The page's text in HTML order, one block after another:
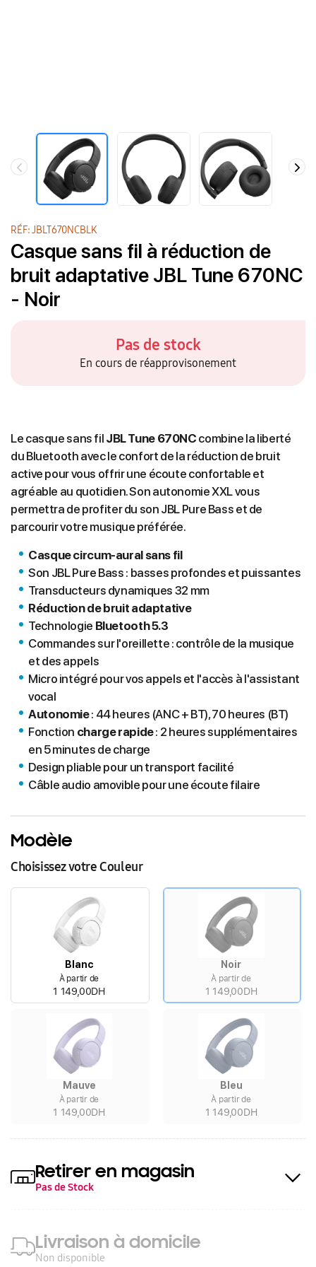
RÉF: JBLT670NCBLK
Casque sans fil à réduction de
bruit adaptative JBL Tune 670NC
- Noir
Pas de stock
En cours de réapprovisonement
Le casque sans fil JBL Tune 670NC combine la liberté
du Bluetooth avec le confort de la réduction de bruit
active pour vous offrir une écoute confortable et
agréable au quotidien. Son autonomie XXL vous
permettra de profiter du son JBL Pure Bass et de
parcourir votre musique préférée.
Casque circum-aural sans fil
Son JBL Pure Bass : basses profondes et puissantes
Transducteurs dynamiques 32 mm
Réduction de bruit adaptative
Technologie Bluetooth 5.3
Commandes sur l'oreillette : contrôle de la musique
et des appels
Micro intégré pour vos appels et l'accès à l'assistant
vocal
Autonomie: 44 heures (ANC + BT), 70 heures (BT)
Fonction charge rapide: 2 heures supplémentaires
en 5 minutes de charge
Design pliable pour un transport facilité
Câble audio amovible pour une écoute filaire
Modèle
Choisissez votre Couleur
Blanc
À partir de
1 149,00DH
Noir
À partir de
1 149,00DH
Mauve
À partir de
1 149,00DH
Bleu
À partir de
1 149,00DH
Retirer en magasin
Pas de Stock
Livraison à domicile
Non disponible